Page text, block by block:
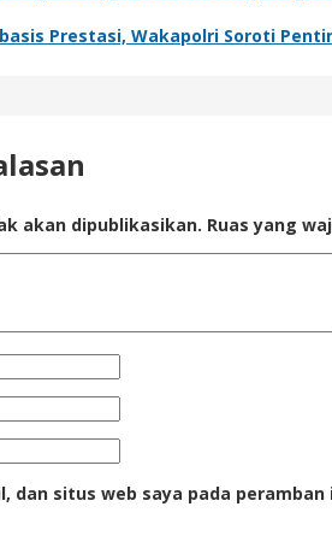
Prestasi, Wakapolri Soroti
akan dipublikasikan. Ruas yang
dan situs web saya pada